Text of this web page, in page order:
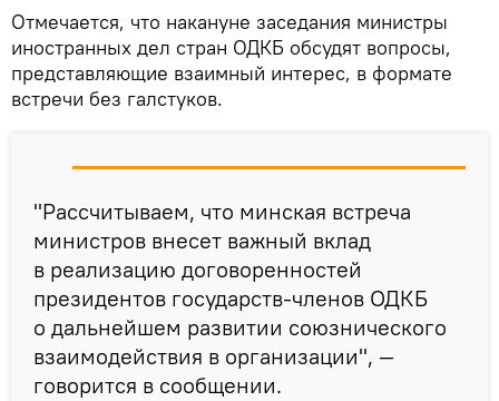
Отмечается, что накануне заседания министры
иностранных дел стран ОДКБ обсудят вопросы,
представляющие взаимный интерес, в формате
встречи без галстуков.
"Рассчитываем, что минская встреча
министров внесет важный вклад
в реализацию договоренностей
президентов государств-членов ОДКБ
о дальнейшем развитии союзнического
взаимодействия в организации", —
говорится в сообщении.